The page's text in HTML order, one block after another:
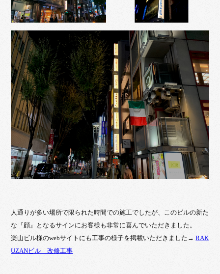
人通りが多い場所で限られた時間での施工でしたが、このビルの新た
な『顔』となるサインにお客様も非常に喜んでいただきました。
楽山ビル様のwebサイトにも工事の様子を掲載いただきました→RAK
UZANビル 改修工事